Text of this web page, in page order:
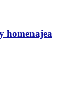
homenajea